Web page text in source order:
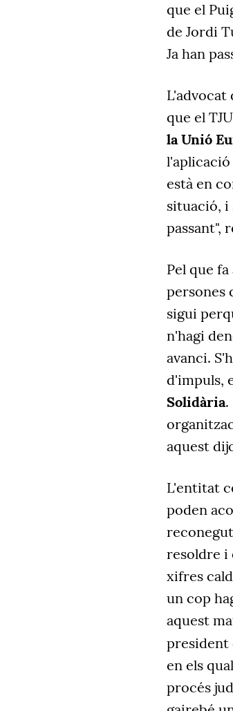
que el
de Jordi
Ja han
L'advocat
que el
la Unió
està en
situació, i
passant",
Pel que fa
persones
sigui
n'hagi
avanci.
d'impuls,
Solidària.
aquest
L'entitat
poden
resoldre i
xifres
un cop
aquest
president
en els
procés